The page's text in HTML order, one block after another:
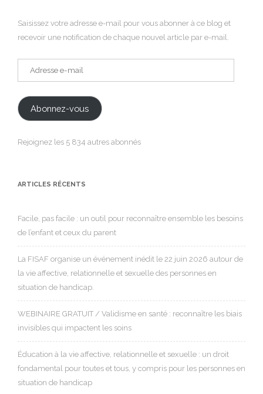
Saisissez votre adresse e-mail pour vous abonner à ce blog et
recevoir une notification de chaque nouvel article par e-mail.
Adresse
e-
Abonnez-vous
Rejoignez les 5 834 autres abonnés
ARTICLES RÉCENTS
Facile, pas facile : un outil pour reconnaître ensemble les besoins
de l’enfant et ceux du parent
La FISAF organise un événement inédit le 22 juin 2026 autour de
la vie affective, relationnelle et sexuelle des personnes en
situation de handicap.
WEBINAIRE GRATUIT / Validisme en santé : reconnaître les biais
invisibles qui impactent les soins
Éducation à la vie affective, relationnelle et sexuelle : un droit
fondamental pour toutes et tous, y compris pour les personnes en
situation de handicap